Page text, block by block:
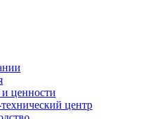
ценности
центр